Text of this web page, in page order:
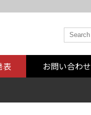
表 お問い合わせ